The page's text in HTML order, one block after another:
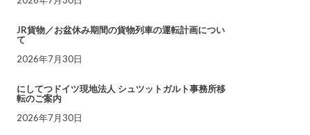
JR貨物／お盆休み期間の貨物列車の運転計画につい
て
2026年7月30日
にしてつドイツ現地法人 シュツットガルト事務所移
転のご案内
2026年7月30日